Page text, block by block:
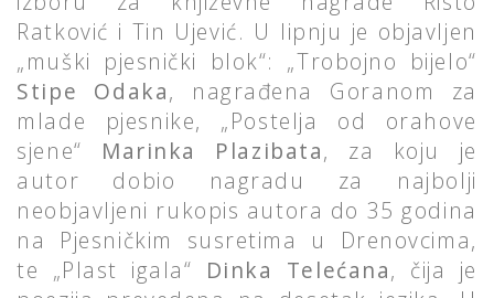
Ratković i Tin Ujević. U lipnju je objavljen
„muški pjesnički blok“: „Trobojno bijelo“
Stipe Odaka, nagrađena Goranom za
mlade pjesnike, „Postelja od orahove
sjene“ Marinka Plazibata, za koju je
autor dobio nagradu za najbolji
neobjavljeni rukopis autora do 35 godina
na Pjesničkim susretima u Drenovcima,
te „Plast igala“ Dinka Telećana, čija je